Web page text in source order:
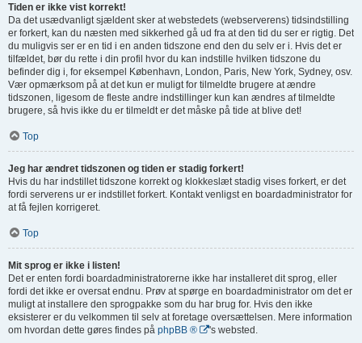
Tiden er ikke vist korrekt!
Da det usædvanligt sjældent sker at webstedets (webserverens) tidsindstilling
er forkert, kan du næsten med sikkerhed gå ud fra at den tid du ser er rigtig. Det
du muligvis ser er en tid i en anden tidszone end den du selv er i. Hvis det er
tilfældet, bør du rette i din profil hvor du kan indstille hvilken tidszone du
befinder dig i, for eksempel København, London, Paris, New York, Sydney, osv.
Vær opmærksom på at det kun er muligt for tilmeldte brugere at ændre
tidszonen, ligesom de fleste andre indstillinger kun kan ændres af tilmeldte
brugere, så hvis ikke du er tilmeldt er det måske på tide at blive det!
Top
Jeg har ændret tidszonen og tiden er stadig forkert!
Hvis du har indstillet tidszone korrekt og klokkeslæt stadig vises forkert, er det
fordi serverens ur er indstillet forkert. Kontakt venligst en boardadministrator for
at få fejlen korrigeret.
Top
Mit sprog er ikke i listen!
Det er enten fordi boardadministratorerne ikke har installeret dit sprog, eller
fordi det ikke er oversat endnu. Prøv at spørge en boardadministrator om det er
muligt at installere den sprogpakke som du har brug for. Hvis den ikke
eksisterer er du velkommen til selv at foretage oversættelsen. Mere information
om hvordan dette gøres findes på phpBB ® 's websted.